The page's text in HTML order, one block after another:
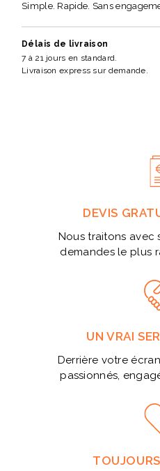
Simple. Rapide. Sans
Délais de livraison
7 à 21 jours en standard.
Livraison express sur demande.
DEVIS
Nous traitons avec
demandes le plus
UN VRAI
Derrière votre
passionnés,